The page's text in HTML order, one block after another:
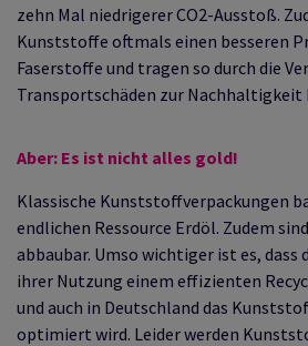
zehn Mal niedrigerer CO2-Ausstoß.
Kunststoffe oftmals einen besseren
Faserstoffe und tragen so durch die
Transportschäden zur Nachhaltigkeit
Aber: Es ist nicht alles gold!
Klassische Kunststoffverpackungen
endlichen Ressource Erdöl. Zudem
abbaubar. Umso wichtiger ist es, dass
ihrer Nutzung einem effizienten
und auch in Deutschland das
optimiert wird. Leider werden